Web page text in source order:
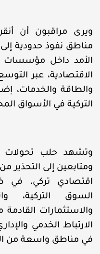
ويرى مراقبون أن
مناطق نفوذ حدودية
الأمد داخل مؤسسات
الاقتصادية، عبر
والطاقة والخدمات،
التركية في الأسواق
وتشهد حلب
ومتابعين إلى التحذير
اقتصادي تركي، في
السوق التركية،
والاستثمارات القادمة
الارتباط الخدمي
في مناطق واسعة من